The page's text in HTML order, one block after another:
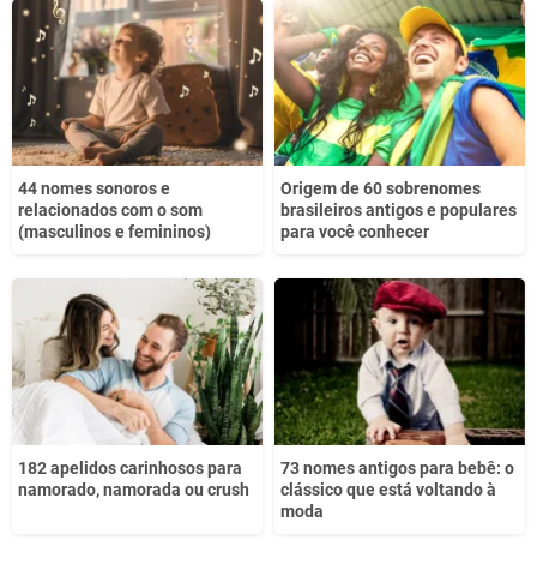
Este conteúdo não tem a informação que procuro
Outro
44 nomes sonoros e
relacionados com o som
(masculinos e femininos)
Origem de 60 sobrenomes
brasileiros antigos e populares
para você conhecer
182 apelidos carinhosos para
namorado, namorada ou crush
73 nomes antigos para bebê: o
clássico que está voltando à
moda